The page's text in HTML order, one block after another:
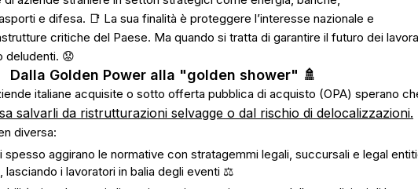
e difesa. 📑 La sua finalità è proteggere l’interesse nazionale e
critiche del Paese. Ma quando si tratta di garantire il futuro dei
deludenti. 😟
Dalla Golden Power alla "golden shower" 🚿
italiane acquisite o sotto offerta pubblica di acquisto (OPA) sperano
salvarli da ristrutturazioni selvagge o dal rischio di delocalizzazioni.
diversa:
spesso aggirano le normative con stratagemmi legali, succursali e legal
lasciando i lavoratori in balia degli eventi ⚖️